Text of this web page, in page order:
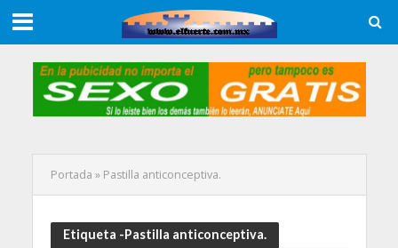
Portada » Pastilla anticonceptiva.
Etiqueta -Pastilla anticonceptiva.